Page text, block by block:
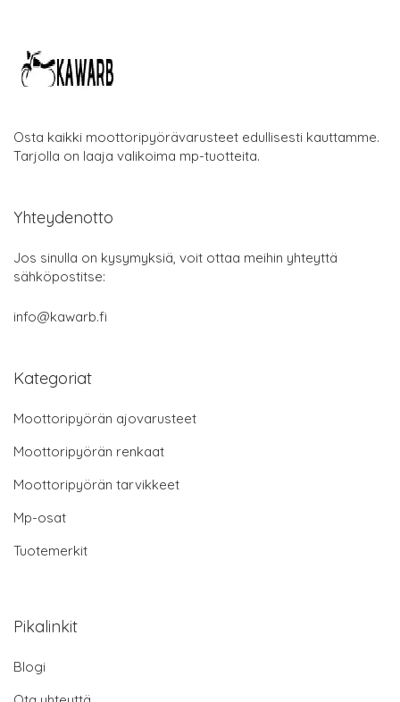
Osta kaikki moottoripyörävarusteet edullisesti kauttamme.
Tarjolla on laaja valikoima mp-tuotteita.
Yhteydenotto
Jos sinulla on kysymyksiä, voit ottaa meihin yhteyttä
sähköpostitse:
info@kawarb.fi
Kategoriat
Moottoripyörän ajovarusteet
Moottoripyörän renkaat
Moottoripyörän tarvikkeet
Mp-osat
Tuotemerkit
Pikalinkit
Blogi